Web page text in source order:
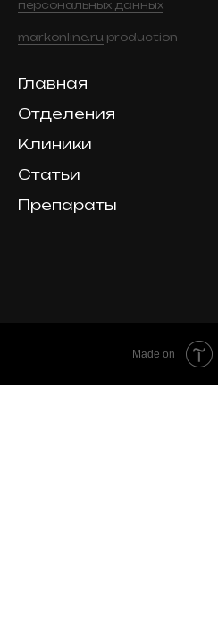
персональных данных
markonline.ru production
Главная
Отделения
Клиники
Статьи
Препараты
Made on